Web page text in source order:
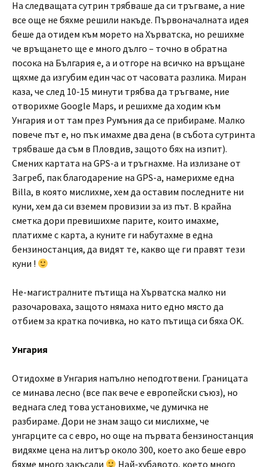
На следващата сутрин трябваше да си тръгваме, а ние
все още не бяхме решили накъде. Първоначалната идея
беше да отидем към морето на Хърватска, но решихме
че връщането ще е много дълго – точно в обратна
посока на България е, а и отгоре на всичко на връщане
щяхме да изгубим един час от часовата разлика. Миран
каза, че след 10-15 минути трябва да тръгваме, ние
отворихме Google Maps, и решихме да ходим към
Унгария и от там през Румъния да се прибираме. Малко
повече път е, но пък имахме два дена (в събота сутринта
трябваше да съм в Пловдив, защото бях на изпит).
Смених картата на GPS-а и тръгнахме. На излизане от
Загреб, пак благодарение на GPS-а, намерихме една
Billa, в която мислихме, хем да оставим последните ни
куни, хем да си вземем провизии за из път. В крайна
сметка дори превишихме парите, които имахме,
платихме с карта, а куните ги набутахме в една
бензиностанция, да видят те, какво ще ги правят тези
куни !
Не-магистралните пътища на Хърватска малко ни
разочароваха, защото нямаха нито едно място да
отбием за кратка почивка, но като пътища си бяха OK.
Унгария
Отидохме в Унгария напълно неподготвени. Границата
се минава лесно (все пак вече е европейски съюз), но
веднага след това установихме, че думичка не
разбираме. Дори не знам защо си мислихме, че
унгарците са с евро, но още на първата бензиностанция
видяхме цена на литър около 300, което ако беше евро
бяхме много закъсали
Най-хубавото, което много